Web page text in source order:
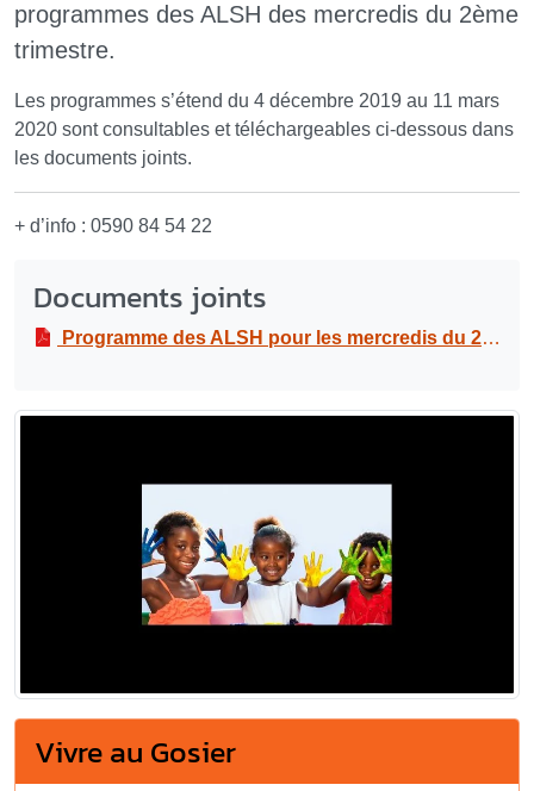
programmes des ALSH des mercredis du 2ème
trimestre.
Les programmes s’étend du 4 décembre 2019 au 11 mars
2020 sont consultables et téléchargeables ci-dessous dans
les documents joints.
+ d’info : 0590 84 54 22
Documents joints
Programme des ALSH pour les mercredis du 2ème trimestre 2019 / 2020
Vivre au Gosier